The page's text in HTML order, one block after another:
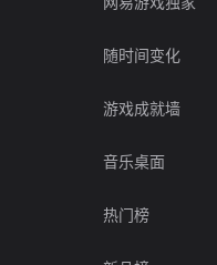
随时间变化
游戏成就墙
音乐桌面
热门榜